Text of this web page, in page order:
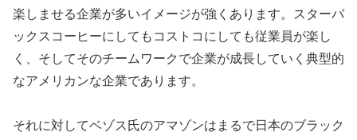
楽しませる企業が多いイメージが強くあります。スターバ
ックスコーヒーにしてもコストコにしても従業員が楽し
く、そしてそのチームワークで企業が成長していく典型的
なアメリカンな企業であります。
それに対してベゾス氏のアマゾンはまるで日本のブラック